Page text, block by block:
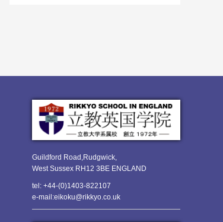
Guildford Road,Rudgwick,
West Sussex RH12 3BE ENGLAND
tel: +44-(0)1403-822107
e-mail:eikoku@rikkyo.co.uk